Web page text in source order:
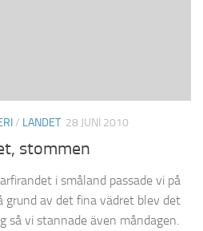
/ LANDET 28 JUNI 2010
stommen
i småland passade vi på
av det fina vädret blev det
så vi stannade även måndagen.